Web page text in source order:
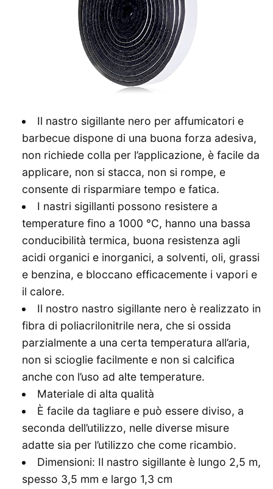
Il nastro sigillante nero per affumicatori e
barbecue dispone di una buona forza adesiva,
non richiede colla per l’applicazione, è facile da
applicare, non si stacca, non si rompe, e
consente di risparmiare tempo e fatica.
I nastri sigillanti possono resistere a
temperature fino a 1000 °C, hanno una bassa
conducibilità termica, buona resistenza agli
acidi organici e inorganici, a solventi, oli, grassi
e benzina, e bloccano efficacemente i vapori e
il calore.
Il nostro nastro sigillante nero è realizzato in
fibra di poliacrilonitrile nera, che si ossida
parzialmente a una certa temperatura all’aria,
non si scioglie facilmente e non si calcifica
anche con l’uso ad alte temperature.
Materiale di alta qualità
È facile da tagliare e può essere diviso, a
seconda dell’utilizzo, nelle diverse misure
adatte sia per l’utilizzo che come ricambio.
Dimensioni: Il nastro sigillante è lungo 2,5 m,
spesso 3,5 mm e largo 1,3 cm